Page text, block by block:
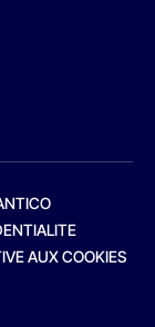
AUX COOKIES